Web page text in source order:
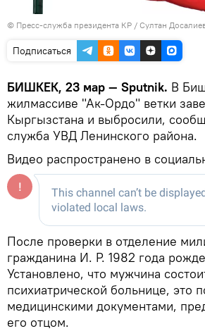
© Пресс-служба президента КР / Султан
Подписаться
БИШКЕК, 23 мар — Sputnik. В
жилмассиве "Ак-Ордо" ветки
Кыргызстана и выбросили,
служба УВД Ленинского района.
Видео распространено в
После проверки в отделение
гражданина И. Р. 1982 года
Установлено, что мужчина
психиатрической больнице, это
медицинскими документами,
его отцом.